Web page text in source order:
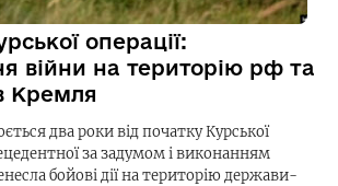
операції:
війни на територію рф та
Кремля
два роки від початку Курської
за задумом і виконанням
бойові дії на територію держави-